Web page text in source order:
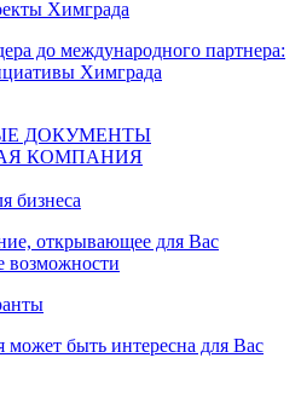
Химграда
до международного партнера:
Химграда
ДОКУМЕНТЫ
КОМПАНИЯ
бизнеса
открывающее для Вас
возможности
быть интересна для Вас